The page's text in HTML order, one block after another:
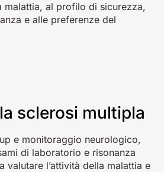
malattia, al profilo di sicurezza,
e alle preferenze del
sclerosi multipla
e monitoraggio neurologico,
di laboratorio e risonanza
valutare l’attività della malattia e